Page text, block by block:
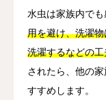
水虫は家族内でも
用を避け、洗濯
洗濯するなどの
されたら、他の
すすめします。